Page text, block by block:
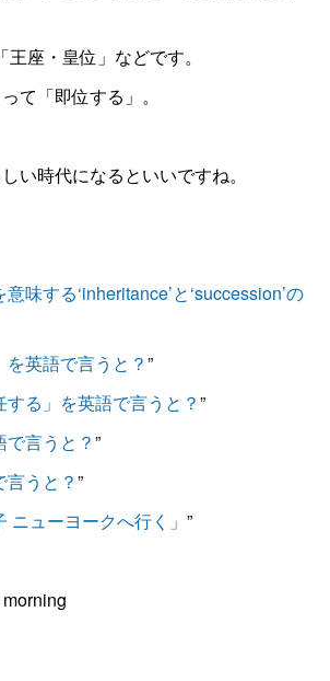
王座・皇位」などです。
て「即位する」。
い時代になるといいですね。
意味する‘inheritance’と‘succession’の
を英語で言うと？”
する」を英語で言うと？”
で言うと？”
言うと？”
ニューヨークへ行く」 ”